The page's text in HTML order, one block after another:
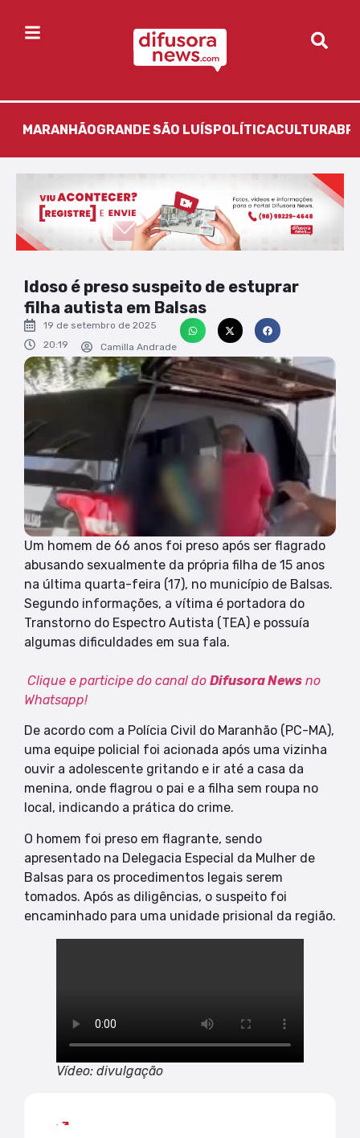
MARANHÃOGRANDE SÃO LUÍS POLÍTICACULTURA
Idoso é preso suspeito de estuprar
filha autista em Balsas
19 de setembro de 2025
20:19
Camilla Andrade
Um homem de 66 anos foi preso após ser flagrado
abusando sexualmente da própria filha de 15 anos
na última quarta-feira (17), no município de Balsas.
Segundo informações, a vítima é portadora do
Transtorno do Espectro Autista (TEA) e possuía
algumas dificuldades em sua fala.
Clique e participe do canal do Difusora News no
Whatsapp!
De acordo com a Polícia Civil do Maranhão (PC-MA),
uma equipe policial foi acionada após uma vizinha
ouvir a adolescente gritando e ir até a casa da
menina, onde flagrou o pai e a filha sem roupa no
local, indicando a prática do crime.
O homem foi preso em flagrante, sendo
apresentado na Delegacia Especial da Mulher de
Balsas para os procedimentos legais serem
tomados. Após as diligências, o suspeito foi
encaminhado para uma unidade prisional da região.
Vídeo: divulgação